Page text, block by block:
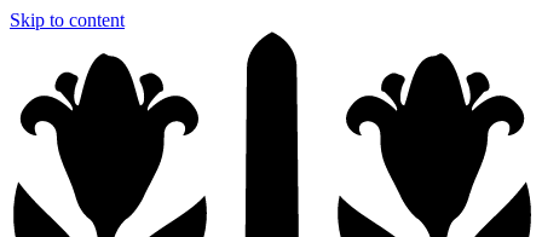
Skip to content